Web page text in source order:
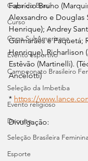
Copa do Brasil
Curso
Copa Sul-Americana
Evento esportivo
Campeonato Brasileiro
Seleção da Imbetiba
Evento religioso
Decreto
Seleção Brasileira
Esporte
Fabrício Bruno
Alexsandro e Douglas
Henrique); Andrey
Guimarães e Paquetá;
Henrique), Richarlison
Estêvão (Martinelli).
Ancelotti)
* https://
Divulgação: